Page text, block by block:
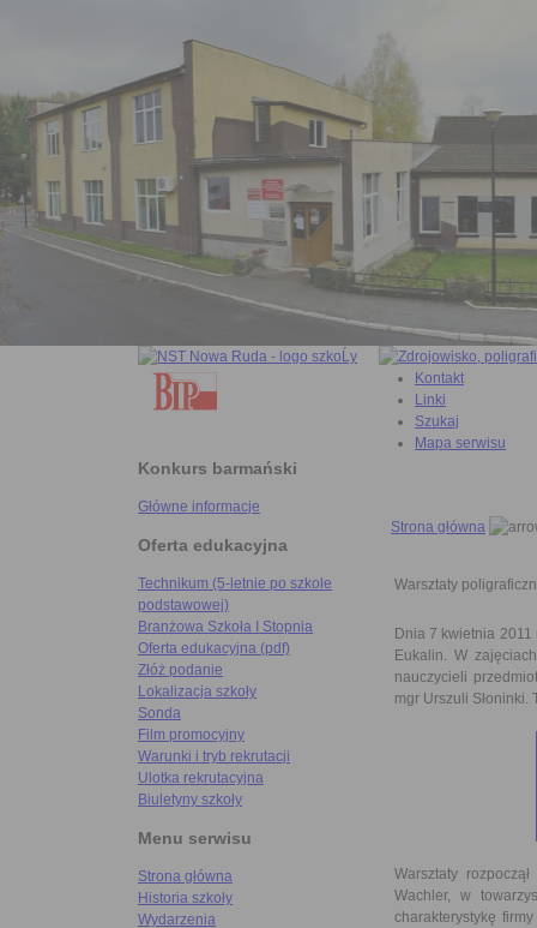
Konkurs barmański
Główne informacje
Oferta edukacyjna
Technikum (5-letnie po szkole
podstawowej)
Branżowa Szkoła I Stopnia
Oferta edukacyjna (pdf)
Złóż podanie
Lokalizacja szkoły
Sonda
Film promocyjny
Warunki i tryb rekrutacji
Ulotka rekrutacyjna
Biuletyny szkoły
Menu serwisu
Strona główna
Historia szkoły
Wydarzenia
Kontakt
Linki
Szukaj
Mapa serwisu
Strona główna
Warsztaty
Dnia 7 kwietnia 2011
Eukalin. W
nauczycieli
mgr Urszuli
Warsztaty
Wachler, w
charakterystykę